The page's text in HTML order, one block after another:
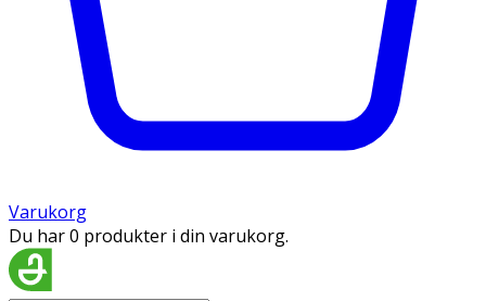
Varukorg
Du har 0 produkter i din varukorg.